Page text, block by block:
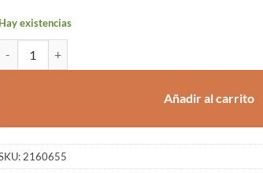
Hay existencias
Añadir al carrito
2160655